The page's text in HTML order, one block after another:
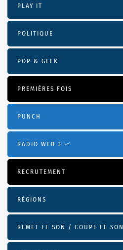
PLAY IT
POLITIQUE
POP & GEEK
PREMIÈRES FOIS
PUNCH
RADIO WEB 3 📈
RECRUTEMENT
RÉGIONS
REMET LE SON / COUPE LE SON